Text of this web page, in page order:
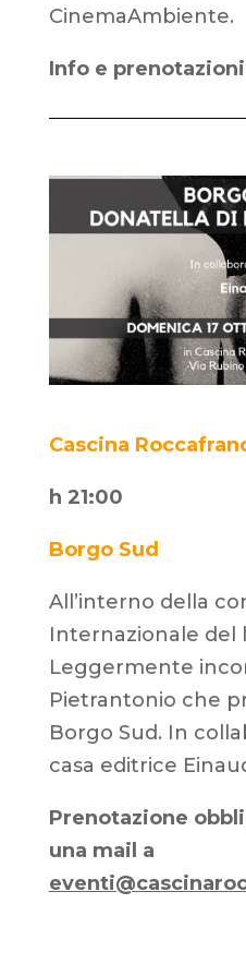
CinemaAmbiente.
Info e prenotazioni
Cascina
h 21:00
Borgo Sud
All’interno della
Internazionale del
Leggermente
Pietrantonio che
Borgo Sud. In
casa editrice
Prenotazione
una mail a